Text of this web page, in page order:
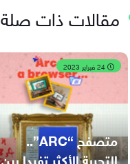
مقالات ذات صلة
متصفح “ARC”..
التجربة الأكثر تفردا بين